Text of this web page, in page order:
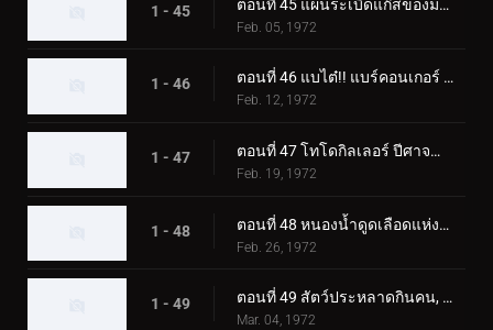
1 - 45 ตอนที่ 45 แผนระเบิดแก๊สของมอนสเตอร์ Namewhale
Feb. 05, 1972
1 - 46 ตอนที่ 46 แบไต๋!! แบร์คอนเกอร์ สัตว์ประหลาดแห่งภูเขาหิมะ
Feb. 12, 1972
1 - 47 ตอนที่ 47 โทโดกิลเลอร์ ปีศาจน้ำแข็งผู้เรียกความตาย
Feb. 19, 1972
1 - 48 ตอนที่ 48 หนองน้ำดูดเลือดแห่งฮิรูเกอริลลา
Feb. 26, 1972
1 - 49 ตอนที่ 49 สัตว์ประหลาดกินคน, อิโซจินแช็ค
Mar. 04, 1972